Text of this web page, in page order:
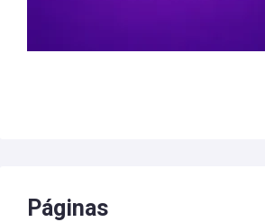
Páginas